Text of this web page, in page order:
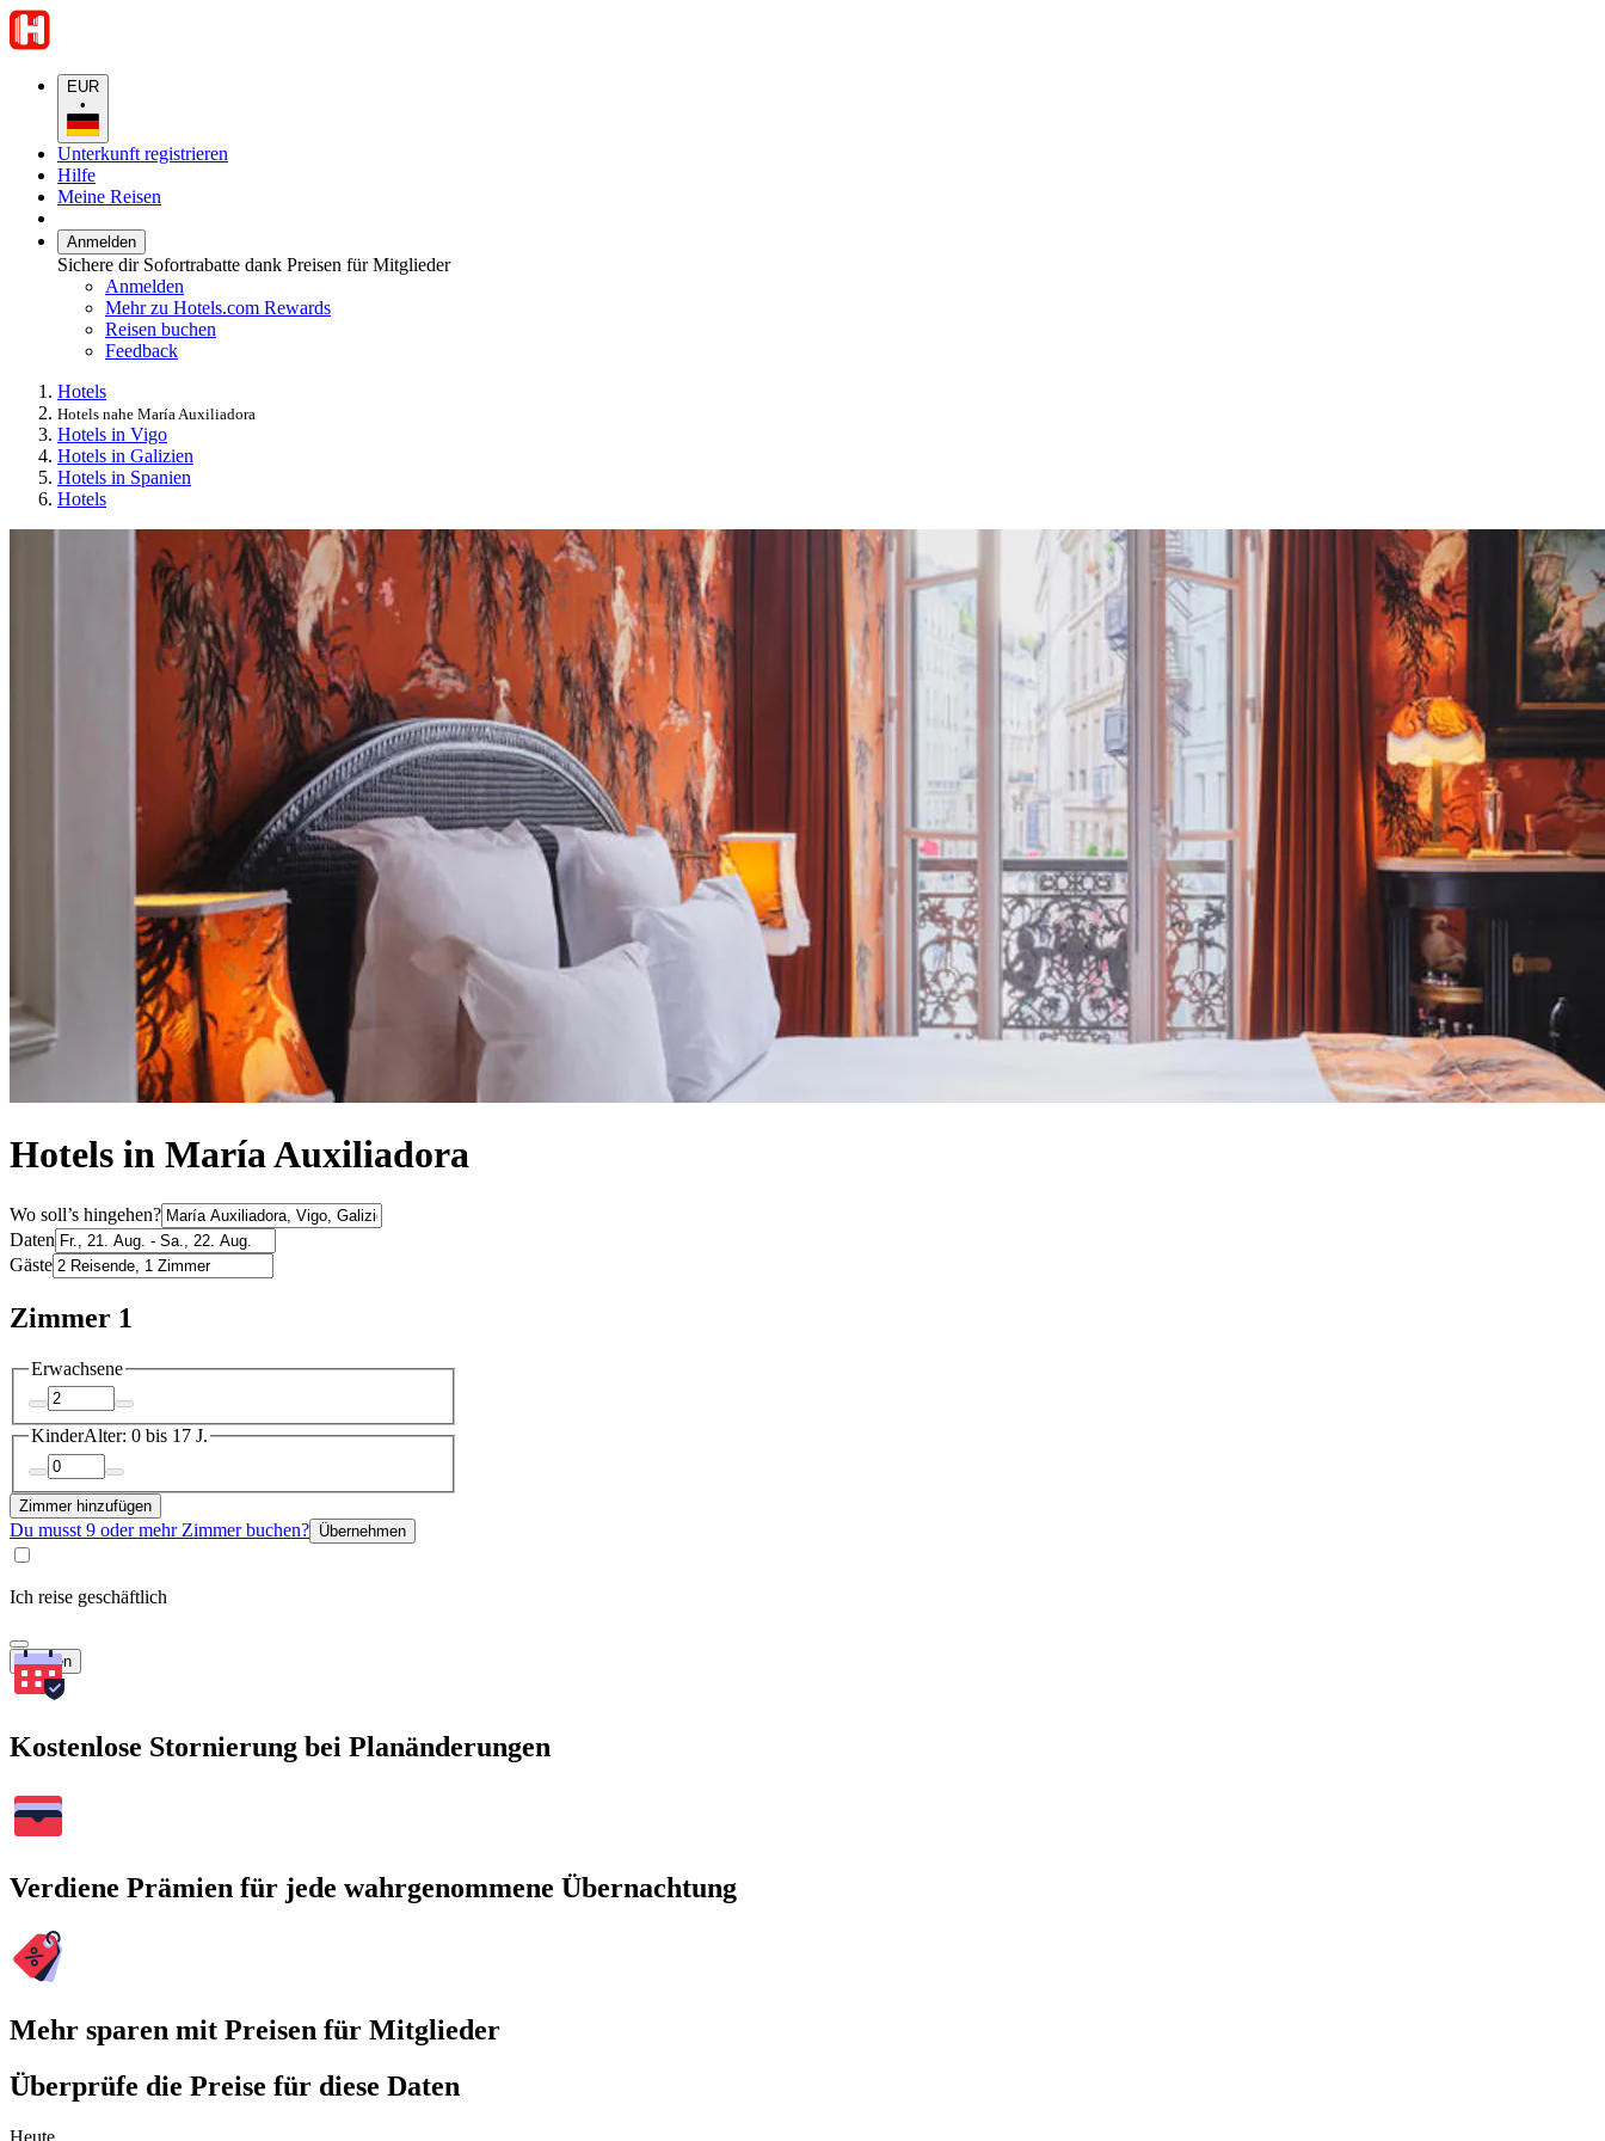
EUR
•
Unterkunft registrieren
Hilfe
Meine Reisen
Anmelden
Sichere dir Sofortrabatte dank Preisen für Mitglieder
Anmelden
Mehr zu Hotels.com Rewards
Reisen buchen
Feedback
Hotels
Hotels nahe María Auxiliadora
Hotels in Vigo
Hotels in Galizien
Hotels in Spanien
Hotels
Hotels in María Auxiliadora
Wo soll’s hingehen?
Daten
Gäste
Zimmer 1
Erwachsene
KinderAlter: 0 bis 17 J.
Zimmer hinzufügen
Du musst 9 oder mehr Zimmer buchen? Übernehmen
Ich reise geschäftlich
Suchen
Kostenlose Stornierung bei Planänderungen
Verdiene Prämien für jede wahrgenommene Übernachtung
Mehr sparen mit Preisen für Mitglieder
Überprüfe die Preise für diese Daten